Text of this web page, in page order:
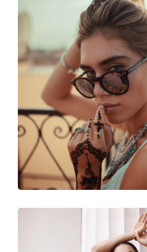
Farbe der Fassung:
Material der Fassung:
Größe:
Brillenbreite:
Bügellänge:
Stegbreite:
Gewicht:
Verstellbare Nasenpads:
Federscharnier:
Accessories